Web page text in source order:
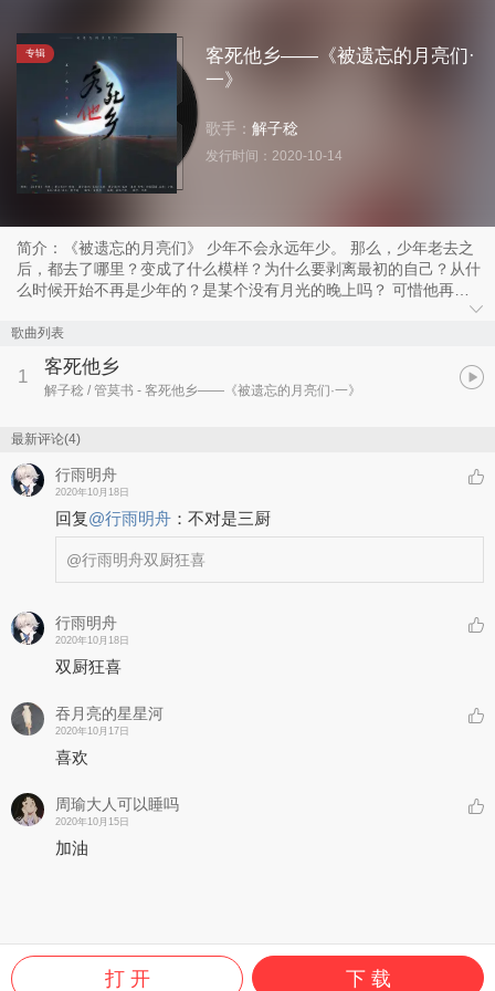
专辑
客死他乡——《被遗忘的月亮们·
一》
歌手： 解子稔
发行时间： 2020-10-14
简介：《被遗忘的月亮们》 少年不会永远年少。 那么，少年老去之
后，都去了哪里？变成了什么模样？为什么要剥离最初的自己？从什
么时候开始不再是少年的？是某个没有月光的晚上吗？ 可惜他再也
无法回答这些问题。毕竟这些问题毫无意义，老去的少年——也就是
成年人，从来不会在莫名其妙的事情上浪费生命。 总之，在某个没
有月亮的晚上，成熟与圆滑代替了天真的幻想。再也没有希望了，只
剩下残酷的现实。 就这样，少年弄丢了他的月亮。 我于是决定写一
张专辑，关于老去的少年，以及被遗忘的月亮们。 这世上到处都是
歌曲列表
1 客死他乡
解子稔 / 管莫书 - 客死他乡——《被遗忘的月亮们·一》
最新评论(4)
行雨明舟
2020年10月18日
回复@行雨明舟 ： 不对是三厨
@行雨明舟双厨狂喜
行雨明舟
2020年10月18日
双厨狂喜
吞月亮的星星河
2020年10月17日
喜欢
周瑜大人可以睡吗
2020年10月15日
加油
打 开 下 载